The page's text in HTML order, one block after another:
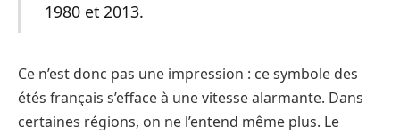
1980 et 2013.
Ce n’est donc pas une impression : ce symbole des
étés français s’efface à une vitesse alarmante. Dans
certaines régions, on ne l’entend même plus. Le